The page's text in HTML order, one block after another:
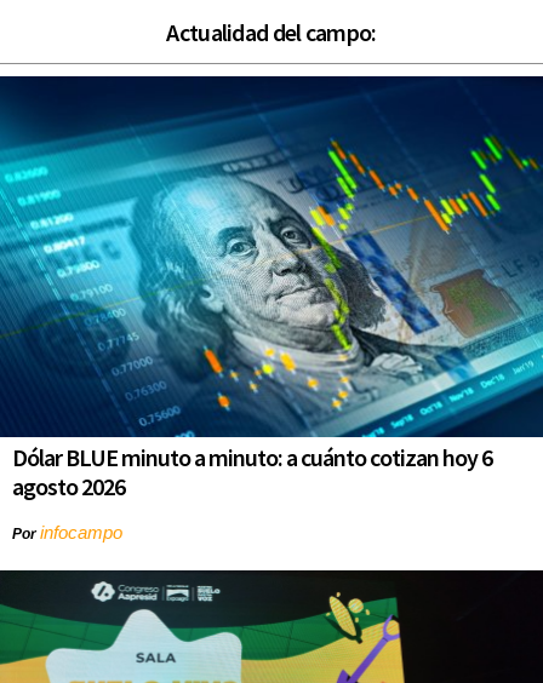
Actualidad del campo:
Dólar BLUE minuto a minuto: a cuánto cotizan hoy 6
agosto 2026
Porinfocampo